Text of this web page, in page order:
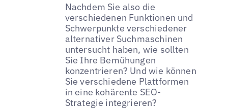
Nachdem Sie also die
verschiedenen Funktionen und
Schwerpunkte verschiedener
alternativer Suchmaschinen
untersucht haben, wie sollten
Sie Ihre Bemühungen
konzentrieren? Und wie können
Sie verschiedene Plattformen
in eine kohärente SEO-
Strategie integrieren?